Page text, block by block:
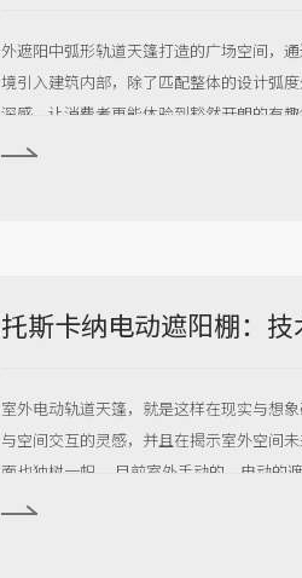
外遮阳中弧形轨道天篷打造的广场空间，
境引入建筑内部，除了匹配整体的设计弧
深感，让消费者更能体验到豁然开朗的有趣
室外电动轨道天篷，就是这样在现实与想
与空间交互的灵感，并且在揭示室外空间
面也独树一帜。 目前室外手动的、电动的
差异化并不大，从商业角度来说，它们很